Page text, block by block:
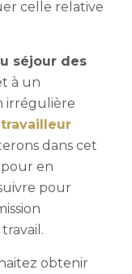
celle relative
séjour des
à un
irrégulière
dans cet
en
pour
obtenir